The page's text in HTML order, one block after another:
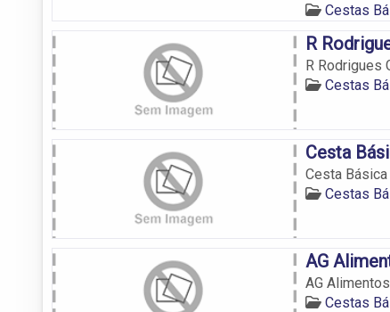
Cestas
R
R Rodrigues
Cestas
Cesta
Cesta
Cestas
AG
AG Alimentos
Cestas